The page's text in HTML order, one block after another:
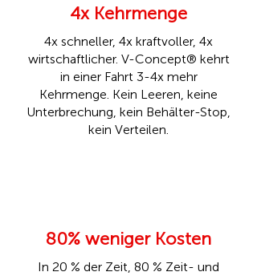
4x Kehrmenge
4x schneller, 4x kraftvoller, 4x
wirtschaftlicher. V-Concept® kehrt
in einer Fahrt 3-4x mehr
Kehrmenge. Kein Leeren, keine
Unterbrechung, kein Behälter-Stop,
kein Verteilen.
80% weniger Kosten
In 20 % der Zeit, 80 % Zeit- und